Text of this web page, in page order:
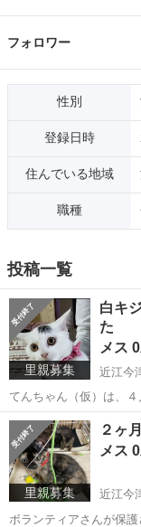
フォロワー
性別
登録日時
住んでいる地域
職種
投稿一覧
里親募集
白キ
た
メス
近江今
てんちゃん（仮）は、
な女の子です。 頭と両脇、尻尾にキジ模様があります。 今は預かりボ
ランティアさんの所で、
イレの躾はでき...
滋賀 高島市 近
里親募集
２ヶ
メス
近江今
ボランティアさんが保